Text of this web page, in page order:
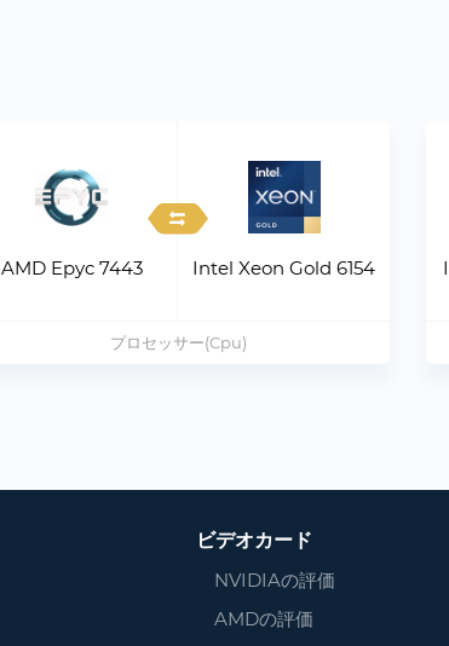
AMD Epyc 7443 Intel Xeon Gold 6154
プロセッサー(Cpu)
ビデオカード
NVIDIAの評価
AMDの評価